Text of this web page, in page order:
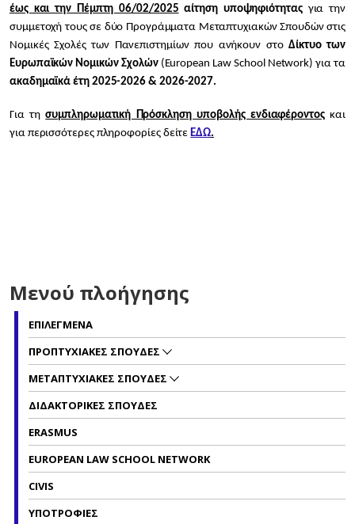
έως και την Πέμπτη 06/02/2025 αίτηση υποψηφιότητας για την
συμμετοχή τους σε δύο Προγράμματα Μεταπτυχιακών Σπουδών στις
Νομικές Σχολές των Πανεπιστημίων που ανήκουν στοΔίκτυο των
Ευρωπαϊκών Νομικών Σχολών (European Law School Network) για τα
ακαδημαϊκά έτη 2025-2026 & 2026-2027.
Για τησυμπληρωματική Πρόσκληση υποβολής ενδιαφέροντοςκαι
για περισσότερες πληροφορίες δείτε ΕΔΩ.
Μενού πλοήγησης
ΕΠΙΛΕΓΜΕΝΑ
ΠΡΟΠΤΥΧΙΑΚΕΣ ΣΠΟΥΔΕΣ
ΜΕΤΑΠΤΥΧΙΑΚΕΣ ΣΠΟΥΔΕΣ
ΔΙΔΑΚΤΟΡΙΚΕΣ ΣΠΟΥΔΕΣ
ERASMUS
EUROPEAN LAW SCHOOL NETWORK
CIVIS
ΥΠΟΤΡΟΦΙΕΣ